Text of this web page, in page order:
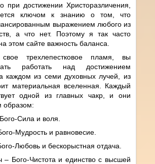
при достижении Христоразличения,
ключом к знанию о том, что
выражением любого из
а что нет. Поэтому я так часто
этом сайте важность баланса.
свое трехлепестковое пламя, вы
работать над достижением
каждом из семи духовных лучей, из
материальная вселенная. Каждый
одной из главных чакр, и они
образом:
Сила и воля.
Мудрость и равновесие.
Любовь и бескорыстная отдача.
– Бого-Чистота и единство с высшей